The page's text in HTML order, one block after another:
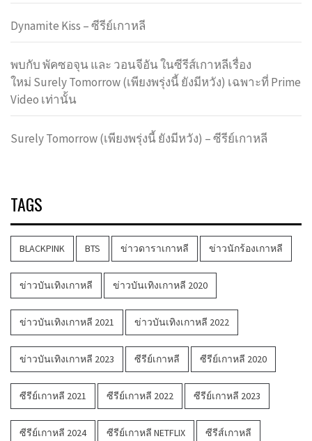
Dynamite Kiss – ซีรีย์เกาหลี
พบกับ พัคซอจุน และ วอนจีอัน ในซีรีส์เกาหลีเรื่อง
ใหม่ Surely Tomorrow (เพียงพรุ่งนี้ ยังมีหวัง) เฉพาะที่ Prime
Video เท่านั้น
Surely Tomorrow (เพียงพรุ่งนี้ ยังมีหวัง) – ซีรีย์เกาหลี
TAGS
BLACKPINK BTS ข่าวดาราเกาหลี ข่าวนักร้องเกาหลี
ข่าวบันเทิงเกาหลี ข่าวบันเทิงเกาหลี 2020
ข่าวบันเทิงเกาหลี 2021 ข่าวบันเทิงเกาหลี 2022
ข่าวบันเทิงเกาหลี 2023 ซีรีย์เกาหลี ซีรีย์เกาหลี 2020
ซีรีย์เกาหลี 2021 ซีรีย์เกาหลี 2022 ซีรีย์เกาหลี 2023
ซีรีย์เกาหลี 2024 ซีรีย์เกาหลี NETFLIX ซีรีส์เกาหลี